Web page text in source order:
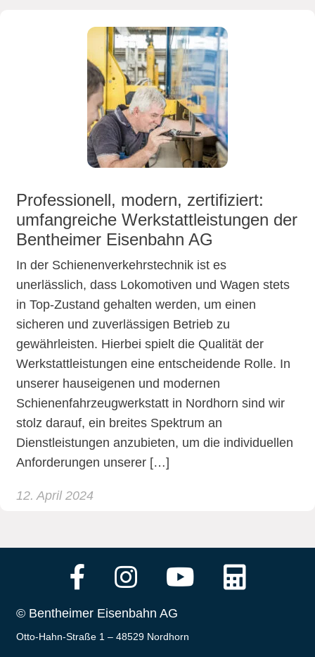
Professionell, modern, zertifiziert:
umfangreiche Werkstattleistungen der
Bentheimer Eisenbahn AG
In der Schienenverkehrstechnik ist es
unerlässlich, dass Lokomotiven und Wagen stets
in Top-Zustand gehalten werden, um einen
sicheren und zuverlässigen Betrieb zu
gewährleisten. Hierbei spielt die Qualität der
Werkstattleistungen eine entscheidende Rolle. In
unserer hauseigenen und modernen
Schienenfahrzeugwerkstatt in Nordhorn sind wir
stolz darauf, ein breites Spektrum an
Dienstleistungen anzubieten, um die individuellen
Anforderungen unserer […]
12. April 2024
© Bentheimer Eisenbahn AG
Otto-Hahn-Straße 1 – 48529 Nordhorn